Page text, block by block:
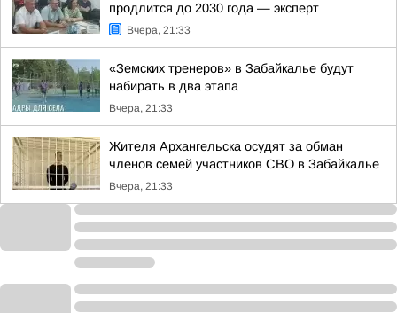
продлится до 2030 года — эксперт
Вчера, 21:33
«Земских тренеров» в Забайкалье будут
набирать в два этапа
Вчера, 21:33
Жителя Архангельска осудят за обман
членов семей участников СВО в Забайкалье
Вчера, 21:33